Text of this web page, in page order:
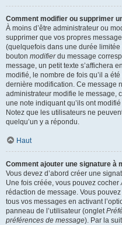
Comment modifier ou supprimer
À moins d’être administrateur ou
supprimer que vos propres
(quelquefois dans une durée
bouton modifierdu message
message, un petit texte s’affichera
modifié, le nombre de fois qu’il a
dernière modification. Ce message
administrateur modifie le message,
une note indiquant qu’ils ont
Notez que les utilisateurs ne
quelqu’un y a répondu.
Haut
Comment ajouter une signature à
Vous devez d’abord créer une
Une fois créée, vous pouvez cocher
rédaction de message. Vous
tous vos messages en activant
panneau de l’utilisateur (onglet
préférences de message). Par la